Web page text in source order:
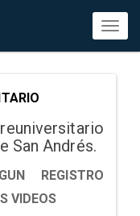
San Andrés.
REGISTRO
VIDEOS